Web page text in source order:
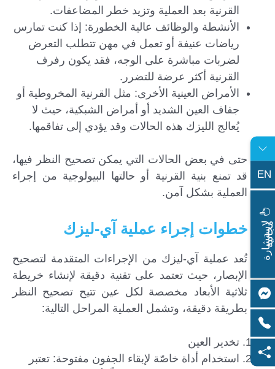
القرنية بعد العملية وتزيد خطر المضاعفات.
الأنشطة والوظائف عالية الخطورة: إذا كنت تمارس
رياضات عنيفة أو تعمل في مهن تتطلب التعرض
لضربات مباشرة على الوجه، فقد يكون رفرف
القرنية أكثر عرضة للتضرر.
الأمراض العينية الأخرى: مثل القرنية المخروطية أو
جفاف العين الشديد أو أمراض الشبكية، حيث لا
يُعالج الليزك هذه الحالات وقد يؤدي إلى تفاقمها.
حتى في بعض الحالات التي يمكن تصحيح النظر فيها،
قد تمنع بنية القرنية أو حالتها البيولوجية من إجراء
العملية بشكل آمن.
خطوات إجراء عملية آي-ليزك
تُعد عملية آي-ليزك من الإجراءات المتقدمة لتصحيح
الإبصار، حيث تعتمد على تقنية دقيقة لإنشاء خريطة
ثلاثية الأبعاد مخصصة لكل عين تتيح تصحيح النظر
بطريقة دقيقة، وتشمل العملية المراحل التالية:
تخدير العين
استخدام أداة خاصّة لإبقاء الجفون مفتوحة: تعتبر
EN
ل
ا
س
ت
ش
ا
ر
ة
م
ج
ا
ن
ي
ة